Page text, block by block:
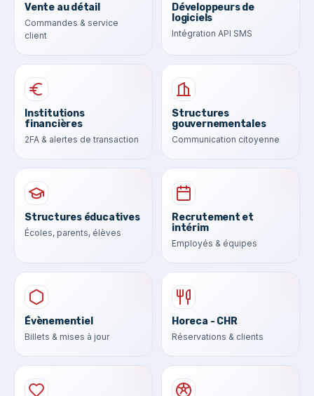
Vente au détail
Commandes & service
client
Développeurs de
logiciels
Intégration API SMS
Institutions
financières
2FA & alertes de transaction
Structures
gouvernementales
Communication citoyenne
Structures éducatives
Écoles, parents, élèves
Recrutement et
intérim
Employés & équipes
Évènementiel
Billets & mises à jour
Horeca - CHR
Réservations & clients